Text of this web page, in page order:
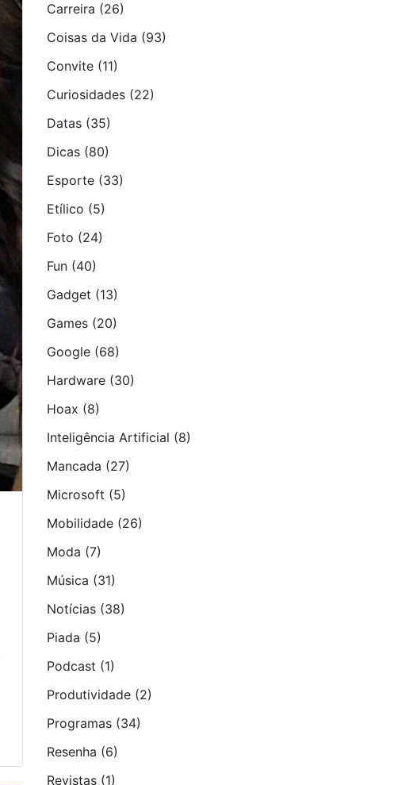
Carreira (26)
Coisas da Vida (93)
Convite (11)
Curiosidades (22)
Datas (35)
Dicas (80)
Esporte (33)
Etí­lico (5)
Foto (24)
Fun (40)
Gadget (13)
Games (20)
Google (68)
Hardware (30)
Hoax (8)
Inteligência Artificial (8)
Mancada (27)
Microsoft (5)
Mobilidade (26)
Moda (7)
Música (31)
Notí­cias (38)
Piada (5)
Podcast (1)
Produtividade (2)
Programas (34)
Resenha (6)
Revistas (1)